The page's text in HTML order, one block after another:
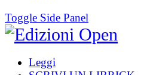
Toggle Side Panel
Leggi